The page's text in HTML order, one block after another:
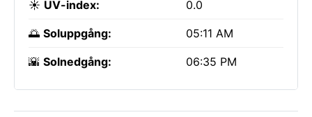
☀️ UV-index: 0.0
🌅 Soluppgång: 05:11 AM
🌇 Solnedgång: 06:35 PM